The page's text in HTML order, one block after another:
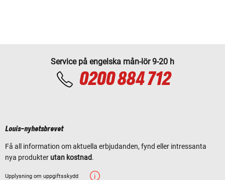
Service på engelska mån-lör 9-20 h
0200 884 712
Louis-nyhetsbrevet
Få all information om aktuella erbjudanden, fynd eller intressanta
nya produkter utan kostnad.
Upplysning om uppgiftsskydd